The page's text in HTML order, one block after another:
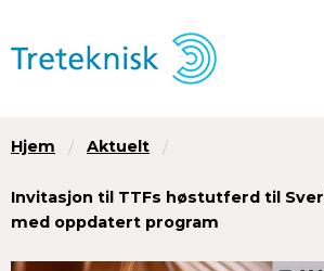
Hjem Aktuelt
Invitasjon til TTFs høst­utferd til
med oppdatert program